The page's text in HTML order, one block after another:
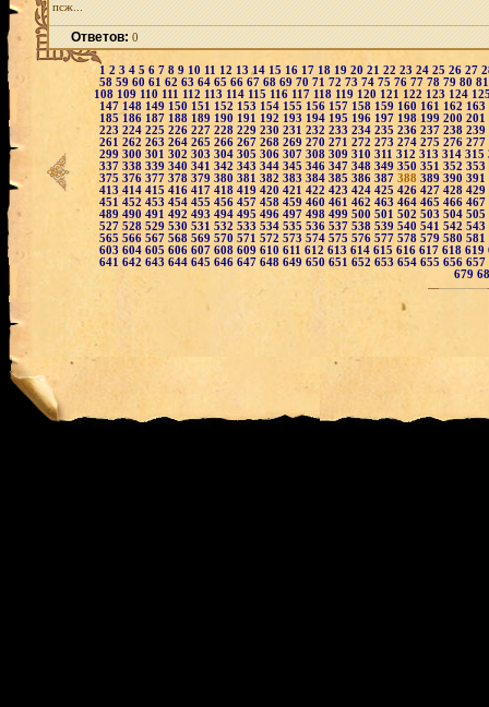
псж...
Ответов:0
1 2 3 4 5 6 7 8 9 10 11 12 1314 15 16 17 18 19 20 21 22 23 24 25 26 27
58 59 60 61 62 63 64 65 66 67 68 69 70 71 72 73 74 75 76 77 78 79 80
108 109 110 111 112 113 114 115 116 117 118 119 120 121 122 123 124
147 148 149 150 151 152 153 154 155 156 157 158 159 160 161 162 163
185 186 187 188 189 190 191 192 193 194 195 196 197 198 199 200 201
223 224 225 226 227 228 229 230 231 232 233 234 235 236 237 238 239
261 262 263 264 265 266 267 268 269 270 271 272 273 274 275 276 277
299 300 301 302 303 304 305 306 307 308 309 310 311 312 313 314 315
337 338 339 340 341 342 343 344 345 346 347 348 349 350 351 352 353
375 376 377 378 379 380 381 382 383 384 385 386 387 388 389 390 391
413 414 415 416 417 418 419 420 421 422 423 424 425 426 427 428 429
451 452 453 454 455 456 457 458 459 460 461 462 463 464 465 466 467
489 490 491 492 493 494 495 496 497 498 499 500 501 502 503 504 505
527 528 529 530 531 532 533 534 535 536 537 538 539 540 541 542 543
565 566 567 568 569 570 571 572 573 574 575 576 577 578 579 580 581
603 604 605 606 607 608 609 610 611 612 613 614 615 616 617 618 619
641 642 643 644 645 646 647 648 649 650 651 652 653 654 655 656 657
679